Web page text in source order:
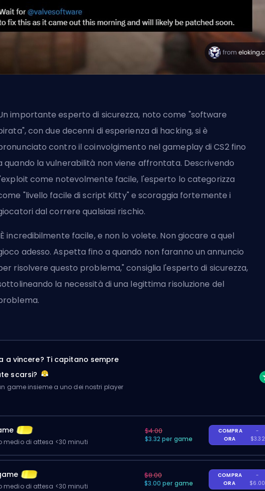
importante esperto di sicurezza, noto come "software
, con due decenni di esperienza di hacking, si è
contro il coinvolgimento nel gameplay di CS2 fino
quando la vulnerabilità non viene affrontata. Descrivendo
come notevolmente facile, l'esperto lo categorizza
"livello facile di script Kitty" e scoraggia fortemente i
dal correre qualsiasi rischio.
incredibilmente facile, e non lo volete. Non giocare a quel
adesso. Aspetta fino a quando non faranno un annuncio
risolvere questo problema," consiglia l'esperto di sicurezza,
la necessità di una legittima risoluzione del
a vincere? Ti capitano sempre
scarsi?
game insieme a uno dei nostri player
medio di attesa <30 minuti
$4.00
$3.32 per game
COMPRA
ORA
-
$3.32
medio di attesa <30 minuti
$8.00
$3.00 per game
COMPRA
ORA
-
$6.00